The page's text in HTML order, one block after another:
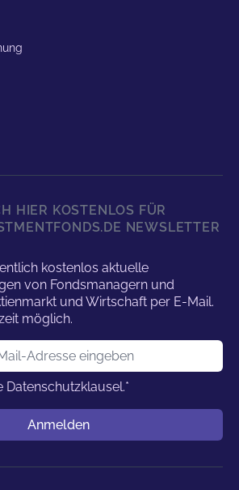
HIER KOSTENLOS FÜR
NEWSLETTER
kostenlos aktuelle
von Fondsmanagern und
und Wirtschaft per E-Mail.
möglich.
Datenschutzklausel.*
Anmelden